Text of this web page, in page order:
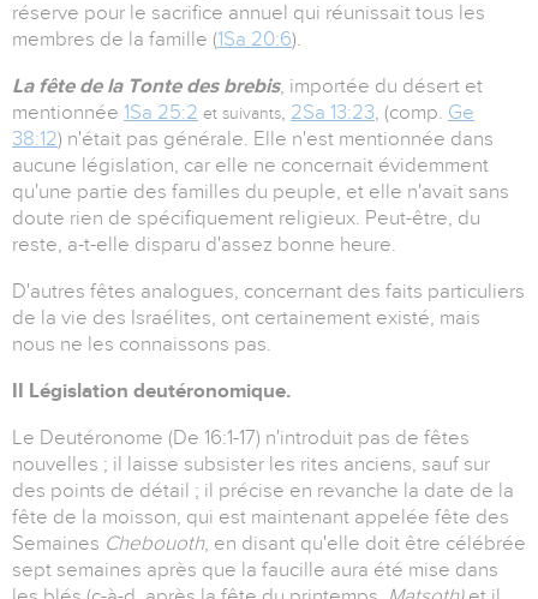
réserve pour le sacrifice annuel qui réunissait tous les
membres de la famille (1Sa 20:6).
La fête de la Tonte des brebis, importée du désert et
mentionnée 1Sa 25:2 et suivants, 2Sa 13:23, (comp. Ge
38:12) n'était pas générale. Elle n'est mentionnée dans
aucune législation, car elle ne concernait évidemment
qu'une partie des familles du peuple, et elle n'avait sans
doute rien de spécifiquement religieux. Peut-être, du
reste, a-t-elle disparu d'assez bonne heure.
D'autres fêtes analogues, concernant des faits particuliers
de la vie des Israélites, ont certainement existé, mais
nous ne les connaissons pas.
II Législation deutéronomique.
Le Deutéronome (De 16:1-17) n'introduit pas de fêtes
nouvelles ; il laisse subsister les rites anciens, sauf sur
des points de détail ; il précise en revanche la date de la
fête de la moisson, qui est maintenant appelée fête des
Semaines Chebouoth, en disant qu'elle doit être célébrée
sept semaines après que la faucille aura été mise dans